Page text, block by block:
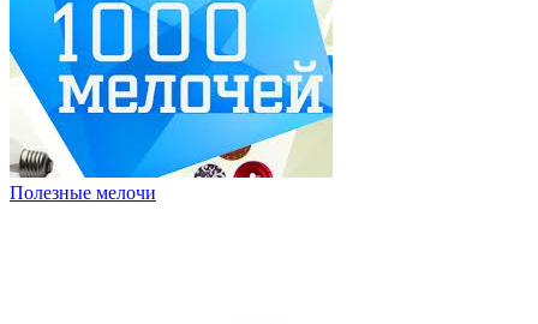
Полезные мелочи